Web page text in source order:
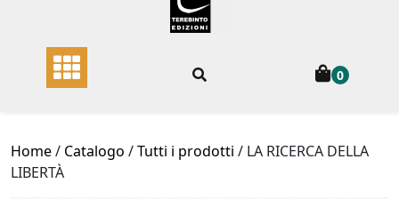
0
Home/ Catalogo /Tutti i prodotti / LA RICERCA DELLA
LIBERTÀ